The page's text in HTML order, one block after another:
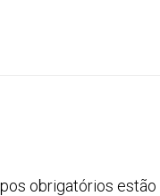
obrigatórios